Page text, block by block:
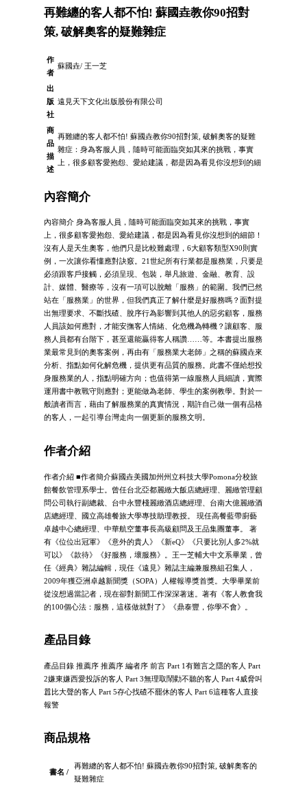
再難纏的客人都不怕! 蘇國垚教你90招對
策, 破解奧客的疑難雜症
作
者
蘇國垚/ 王一芝
出
版
社
遠見天下文化出版股份有限公司
商
品
描
述
再難纏的客人都不怕! 蘇國垚教你90招對策, 破解奧客的疑難
雜症：身為客服人員，隨時可能面臨突如其來的挑戰，事實
上，很多顧客愛抱怨、愛給建議，都是因為看見你沒想到的細
內容簡介
內容簡介 身為客服人員，隨時可能面臨突如其來的挑戰，事實
上，很多顧客愛抱怨、愛給建議，都是因為看見你沒想到的細節！
沒有人是天生奧客，他們只是比較難處理，6大顧客類型X90則實
例，一次讓你看懂應對訣竅。21世紀所有行業都是服務業，只要是
必須跟客戶接觸，必須呈現、包裝，舉凡旅遊、金融、教育、設
計、媒體、醫療等，沒有一項可以脫離「服務」的範圍。我們已然
站在「服務業」的世界，但我們真正了解什麼是好服務嗎？面對提
出無理要求、不斷找碴、脫序行為影響到其他人的惡劣顧客，服務
人員該如何應對，才能安撫客人情緒、化危機為轉機？讓顧客、服
務人員都有台階下，甚至還能贏得客人稱讚……等。本書提出服務
業最常見到的奧客案例，再由有「服務業大老師」之稱的蘇國垚來
分析、指點如何化解危機，提供更有品質的服務。此書不僅給想投
身服務業的人，指點明確方向；也值得第一線服務人員細讀，實際
運用書中教戰守則應對；更能做為老師、學生的案例教學。對於一
般讀者而言，藉由了解服務業的真實情況，期許自己做一個有品格
的客人，一起引導台灣走向一個更新的服務文明。
作者介紹
作者介紹 ■作者簡介蘇國垚美國加州州立科技大學Pomona分校旅
館餐飲管理系學士。曾任台北亞都麗緻大飯店總經理、麗緻管理顧
問公司執行副總裁、台中永豐棧麗緻酒店總經理、台南大億麗緻酒
店總經理、國立高雄餐旅大學專技助理教授。 現任高餐藍帶廚藝
卓越中心總經理、中華航空董事長高級顧問及王品集團董事。 著
有《位位出冠軍》《意外的貴人》《新eQ》《只要比別人多2%就
可以》《款待》《好服務，壞服務》。王一芝輔大中文系畢業，曾
任《經典》雜誌編輯，現任《遠見》雜誌主編兼服務組召集人，
2009年獲亞洲卓越新聞獎（SOPA）人權報導獎首獎。大學畢業前
從沒想過當記者，現在卻對新聞工作深深著迷。著有《客人教會我
的100個心法：服務，這樣做就對了》《鼎泰豐，你學不會》。
產品目錄
產品目錄 推薦序 推薦序 編者序 前言 Part 1有難言之隱的客人 Part
2嫌東嫌西愛投訴的客人 Part 3無理取鬧勸不聽的客人 Part 4威脅叫
囂比大聲的客人 Part 5存心找碴不罷休的客人 Part 6這種客人直接
報警
商品規格
書名 /
再難纏的客人都不怕! 蘇國垚教你90招對策, 破解奧客的
疑難雜症